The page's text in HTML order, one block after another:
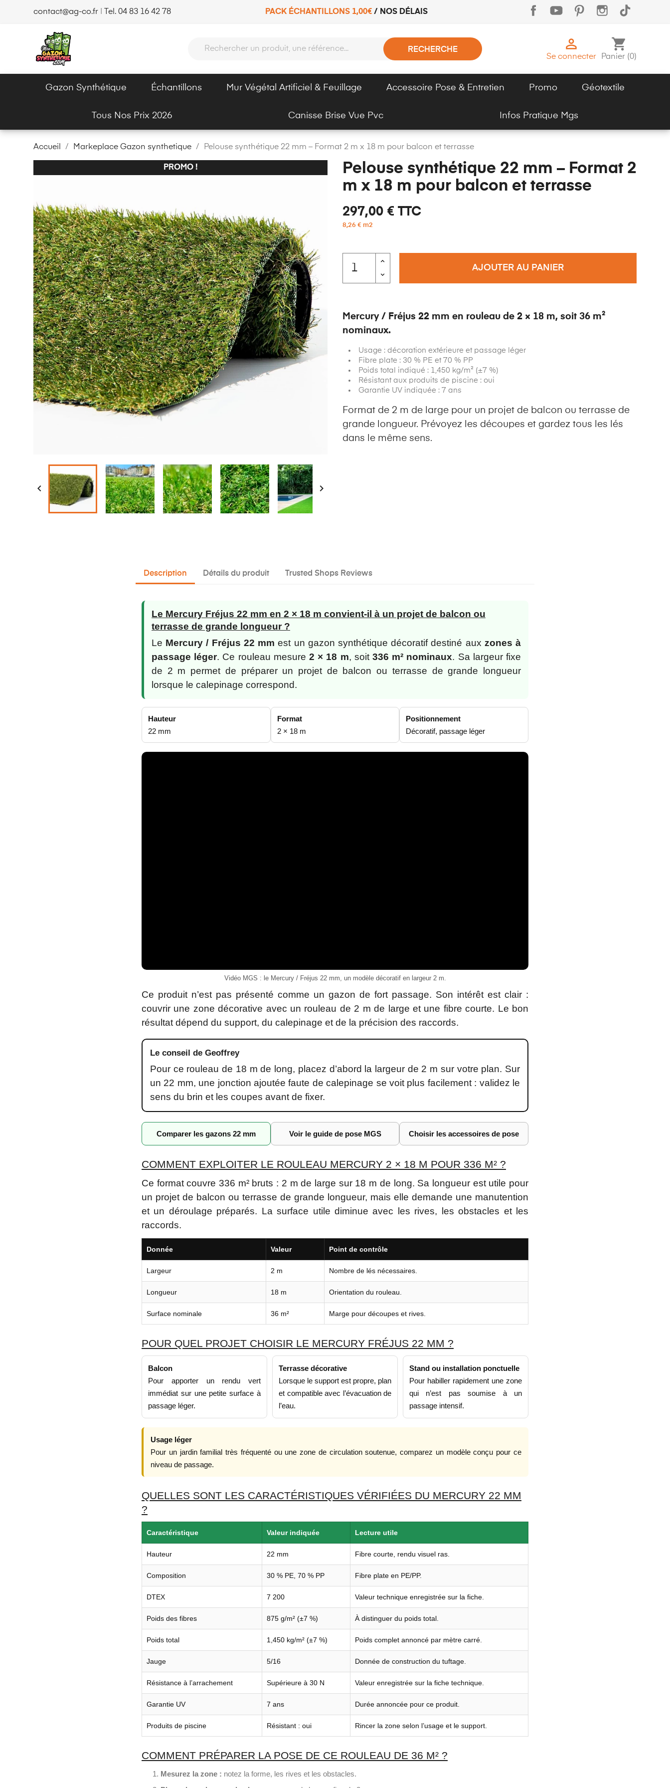
contact@ag-co.fr Tel. 04 83 16 42 78 PACK ÉCHANTILLONS 1,00€ / NOS DÉLAIS
RECHERCHE 
Se connecter
shopping_cart
Panier (0)
Gazon Synthétique Échantillons Mur Végétal Artificiel & Feuillage Accessoire Pose & Entretien Promo Géotextile
Tous Nos Prix 2026 Canisse Brise Vue Pvc Infos Pratique Mgs
Accueil Markeplace Gazon synthetique Pelouse synthétique 22 mm – Format 2 m x 18 m pour balcon et terrasse
PROMO !
 
Pelouse synthétique 22 mm – Format 2
m x 18 m pour balcon et terrasse
297,00 € TTC
8,26 € m2
AJOUTER AU PANIER
Mercury / Fréjus 22 mm en rouleau de 2 × 18 m, soit 36 m²
nominaux.
Usage : décoration extérieure et passage léger
Fibre plate : 30 % PE et 70 % PP
Poids total indiqué : 1,450 kg/m² (±7 %)
Résistant aux produits de piscine : oui
Garantie UV indiquée : 7 ans
Format de 2 m de large pour un projet de balcon ou terrasse de
grande longueur. Prévoyez les découpes et gardez tous les lés
dans le même sens.
Description Détails du produit Trusted Shops Reviews
Le Mercury Fréjus 22 mm en 2 × 18 m convient-il à un projet de balcon ou
terrasse de grande longueur ?
Le Mercury / Fréjus 22 mm est un gazon synthétique décoratif destiné aux zones à
passage léger. Ce rouleau mesure2 × 18 m, soit336 m² nominaux. Sa largeur fixe
de 2 m permet de préparer un projet de balcon ou terrasse de grande longueur
lorsque le calepinage correspond.
Hauteur
22 mm
Format
2 × 18 m
Positionnement
Décoratif, passage léger
Vidéo MGS : le Mercury / Fréjus 22 mm, un modèle décoratif en largeur 2 m.
Ce produit n’est pas présenté comme un gazon de fort passage. Son intérêt est clair :
couvrir une zone décorative avec un rouleau de 2 m de large et une fibre courte. Le bon
résultat dépend du support, du calepinage et de la précision des raccords.
Le conseil de Geoffrey
Pour ce rouleau de 18 m de long, placez d’abord la largeur de 2 m sur votre plan. Sur
un 22 mm, une jonction ajoutée faute de calepinage se voit plus facilement : validez le
sens du brin et les coupes avant de fixer.
Comparer les gazons 22 mm Voir le guide de pose MGS Choisir les accessoires de pose
COMMENT EXPLOITER LE ROULEAU MERCURY 2 × 18 M POUR 336 M² ?
Ce format couvre 336 m² bruts : 2 m de large sur 18 m de long. Sa longueur est utile pour
un projet de balcon ou terrasse de grande longueur, mais elle demande une manutention
et un déroulage préparés. La surface utile diminue avec les rives, les obstacles et les
raccords.
Donnée Valeur Point de contrôle
Largeur 2 m Nombre de lés nécessaires.
Longueur 18 m Orientation du rouleau.
Surface nominale 36 m² Marge pour découpes et rives.
POUR QUEL PROJET CHOISIR LE MERCURY FRÉJUS 22 MM ?
Balcon
Pour apporter un rendu vert
immédiat sur une petite surface à
passage léger.
Terrasse décorative
Lorsque le support est propre, plan
et compatible avec l’évacuation de
l’eau.
Stand ou installation ponctuelle
Pour habiller rapidement une zone
qui n’est pas soumise à un
passage intensif.
Usage léger
Pour un jardin familial très fréquenté ou une zone de circulation soutenue, comparez un modèle conçu pour ce
niveau de passage.
QUELLES SONT LES CARACTÉRISTIQUES VÉRIFIÉES DU MERCURY 22 MM
?
Caractéristique Valeur indiquée Lecture utile
Hauteur 22 mm Fibre courte, rendu visuel ras.
Composition 30 % PE, 70 % PP Fibre plate en PE/PP.
DTEX 7 200 Valeur technique enregistrée sur la fiche.
Poids des fibres 875 g/m² (±7 %) À distinguer du poids total.
Poids total 1,450 kg/m² (±7 %) Poids complet annoncé par mètre carré.
Jauge 5/16 Donnée de construction du tuftage.
Résistance à l’arrachement Supérieure à 30 N Valeur enregistrée sur la fiche technique.
Garantie UV 7 ans Durée annoncée pour ce produit.
Produits de piscine Résistant : oui Rincer la zone selon l’usage et le support.
COMMENT PRÉPARER LA POSE DE CE ROULEAU DE 36 M² ?
Mesurez la zone : notez la forme, les rives et les obstacles.